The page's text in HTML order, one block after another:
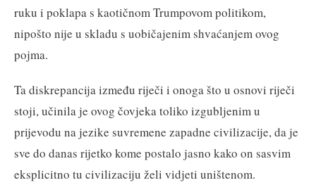
ruku i poklapa s kaotičnom Trumpovom politikom,
nipošto nije u skladu s uobičajenim shvaćanjem ovog
pojma.
Ta diskrepancija između riječi i onoga što u osnovi riječi
stoji, učinila je ovog čovjeka toliko izgubljenim u
prijevodu na jezike suvremene zapadne civilizacije, da je
sve do danas rijetko kome postalo jasno kako on sasvim
eksplicitno tu civilizaciju želi vidjeti uništenom.